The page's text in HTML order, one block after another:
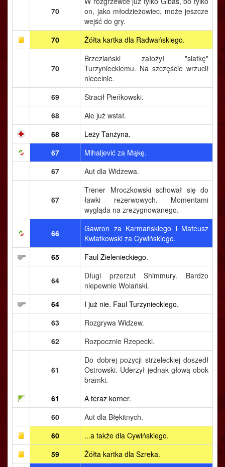
70
on, jako młodzieżowiec, może jeszcze
wejść do gry.
70
Żółta kartka dla Radwańskiego.
70
Brzeziański założył "siatkę"
Turzynieckiemu. Na szczęście wrzucił
niecelnie.
69
Stracił Pieńkowski.
68
Ale już wstał.
68
Leży Tanżyna.
67
Mihaljević za Mąkę.
67
Aut dla Widzewa.
67
Trener Mroczkowski schował się do
ławki rezerwowych. Momentami
wygląda na zrezygnowanego.
66
Gawron za Karmańskiego i Mateusz
Kwiatkowski za Cywińskiego.
65
Faul Zielenieckiego.
64
Długi przerzut Shimmury. Bardzo
niepewnie Wolański.
64
I już nie. Faul Turzynieckiego.
63
Rozgrywa Widzew.
62
Rozpocznie Rzepecki.
61
Do dobrej pozycji strzeleckiej doszedł
Ostrowski. Uderzył jednak głową obok
bramki.
61
A teraz korner.
60
Aut dla Błękitnych.
60
...a także dla Cywińskiego.
59
Żółta kartka dla Szreka.